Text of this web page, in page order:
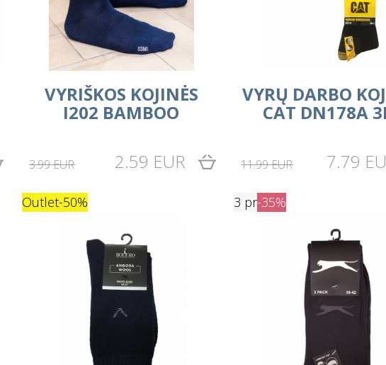
VYRIŠKOS KOJINĖS
I202 BAMBOO
3.99 EUR 2.59 EUR
VYRŲ DARBO
CAT DN178A
11.99 EUR 7.79
Outlet-50% 3 pr-35%